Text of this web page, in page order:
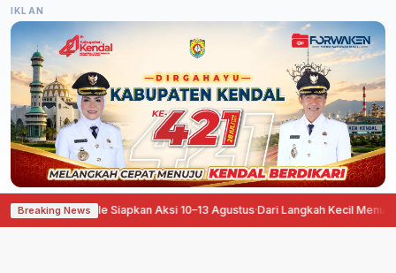
IKLAN
Breaking News
Ora Sepele Siapkan Aksi 10–13 Agustus·Dari Langkah Kecil Menuju